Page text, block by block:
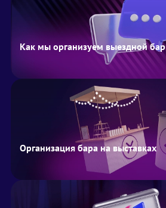
Как мы организуем выездной бар
Организация бара на выставках